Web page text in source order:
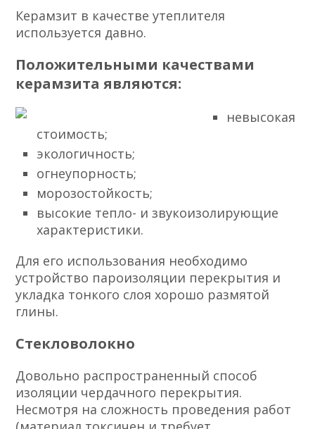
Керамзит в качестве утеплителя
используется давно.
Положительными качествами
керамзита являются:
невысокая
стоимость;
экологичность;
огнеупорность;
морозостойкость;
высокие тепло- и звукоизолирующие
характеристики.
Для его использования необходимо
устройство пароизоляции перекрытия и
укладка тонкого слоя хорошо размятой
глины.
Стекловолокно
Довольно распространенный способ
изоляции чердачного перекрытия.
Несмотря на сложность проведения работ